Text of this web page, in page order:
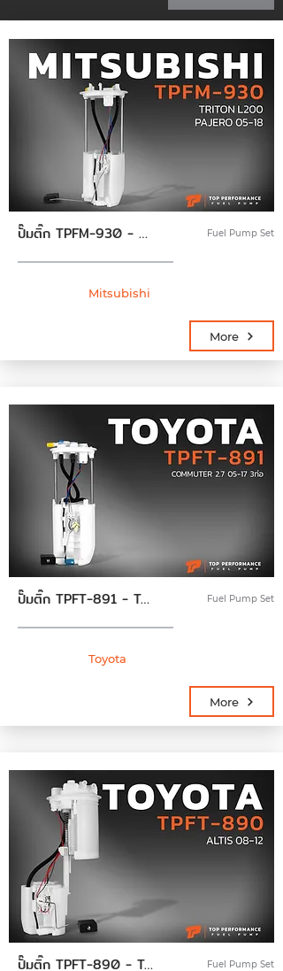
ปั๊มติ๊ก TPFM-930 - MITSUBISHI TRITON L200 / PAJERO 05-18 - ปั้มติ๊ก ปั๊มน้ำมันเชื้อเพลิง ปั๊มติ๊ก พร้อมลูกลอย ครบชุด มิตซูบิชิ ไทรทัน ปาเจโร่ 1760A168 / 1760A221 Fuel Pump Set
Mitsubishi
More
ปั๊มติ๊ก TPFT-891 - TOYOTA COMMUTER 2.7 05-17 3ท่อ - ปั้มน้ำมัน ปั้มติ๊ก พร้อมลูกลอย ครบชุด โตโยต้า รถตู้ คอมมูเตอร์ 77020-26031 Fuel Pump Set
Toyota
More
ปั๊มติ๊ก TPFT-890 - TOYOTA ALTIS 08-12 - ปั้มติ๊ก ปั๊มน้ำมันเชื้อเพลิง พร้อมลูกลอย ครบชุด โตโยต้า อัลติส 77020-12081 Fuel Pump Set